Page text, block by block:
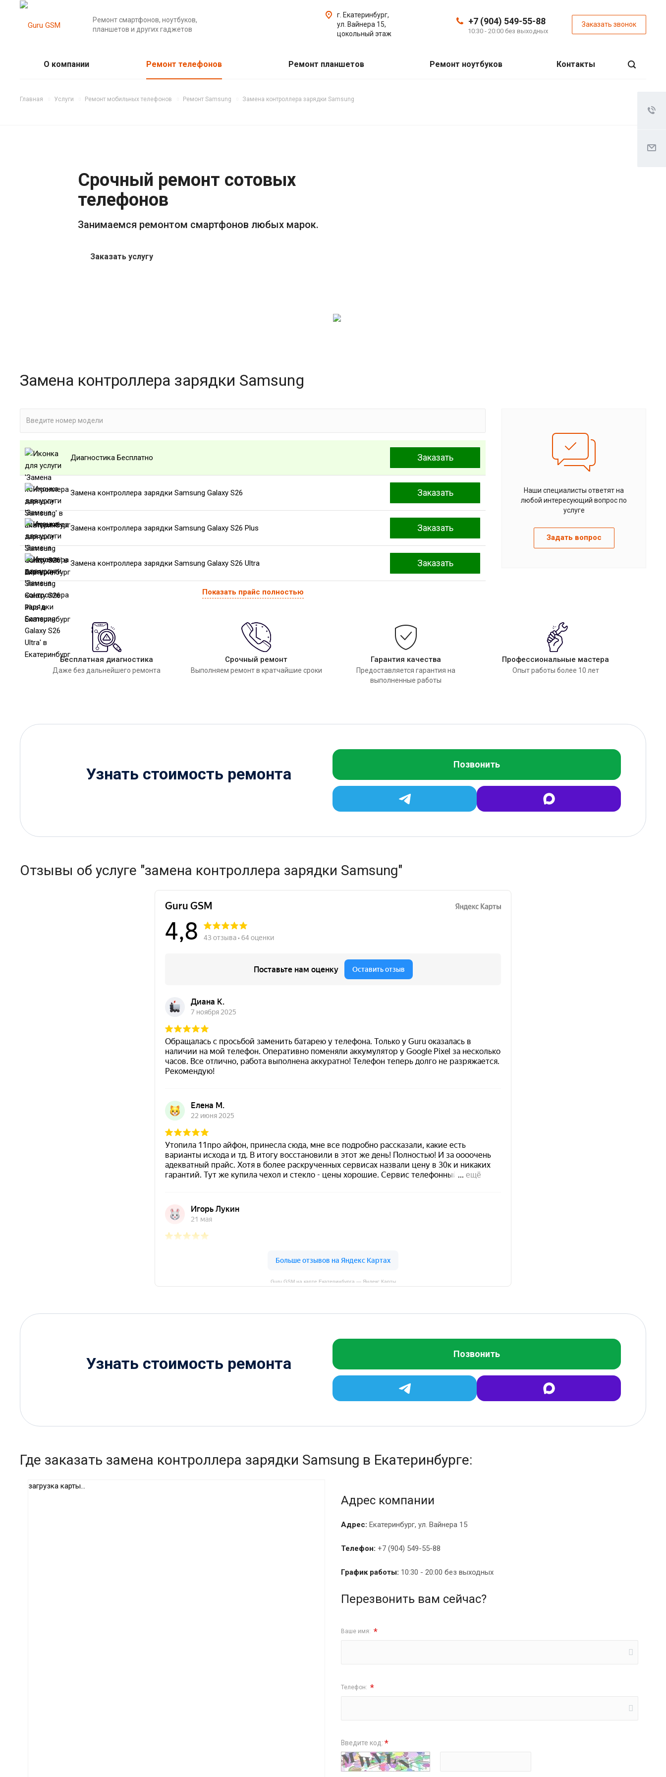
Ремонт смартфонов, ноутбуков,
планшетов и других гаджетов
+7 (904) 549-55-88
10:30 - 20:00 без выходных
Заказать звонок
г. Екатеринбург,
ул. Вайнера 15,
цокольный этаж
О компании Ремонт телефонов Ремонт планшетов Ремонт ноутбуков Контакты
Главная Услуги Ремонт мобильных телефонов Ремонт Samsung Замена контроллера зарядки Samsung
Срочный ремонт сотовых
телефонов
Занимаемся ремонтом смартфонов любых марок.
Заказать услугу
Замена контроллера зарядки Samsung
Диагностика Бесплатно Заказать
Замена контроллера зарядки Samsung Galaxy S26 Заказать
Замена контроллера зарядки Samsung Galaxy S26 Plus Заказать
Замена контроллера зарядки Samsung Galaxy S26 Ultra Заказать
Показать прайс полностью
Наши специалисты ответят на
любой интересующий вопрос по
услуге
Задать вопрос
Бесплатная диагностика
Даже без дальнейшего ремонта
Срочный ремонт
Выполняем ремонт в кратчайшие сроки
Гарантия качества
Предоставляется гарантия на
выполненные работы
Профессиональные мастера
Опыт работы более 10 лет
Узнать стоимость ремонта
Позвонить
Отзывы об услуге "замена контроллера зарядки Samsung"
Guru GSM на карте Екатеринбурга — Яндекс Карты
Узнать стоимость ремонта
Позвонить
Где заказать замена контроллера зарядки Samsung в Екатеринбурге:
загрузка карты...
Адрес компании
Адрес: Екатеринбург, ул. Вайнера 15
Телефон: +7 (904) 549-55-88
График работы: 10:30 - 20:00 без выходных
Перезвонить вам сейчас?
Ваше имя: *
Телефон: *
Введите код: *